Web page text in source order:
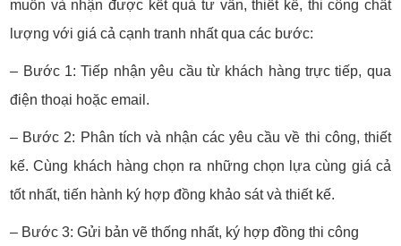
muốn và nhận được kết quả tư vấn, thiết kế, thi công chất
lượng với giá cả cạnh tranh nhất qua các bước:
– Bước 1: Tiếp nhận yêu cầu từ khách hàng trực tiếp, qua
điện thoại hoặc email.
– Bước 2: Phân tích và nhận các yêu cầu về thi công, thiết
kế. Cùng khách hàng chọn ra những chọn lựa cùng giá cả
tốt nhất, tiến hành ký hợp đồng khảo sát và thiết kế.
– Bước 3: Gửi bản vẽ thống nhất, ký hợp đồng thi công